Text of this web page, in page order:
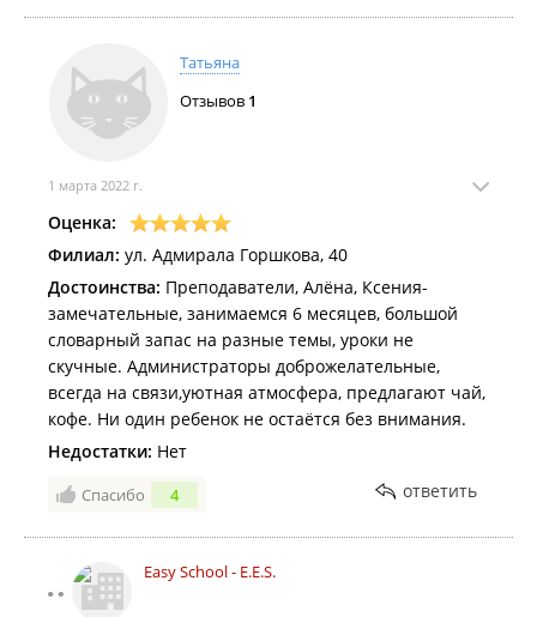
Татьяна
Отзывов 1
1 марта 2022 г.
Оценка:
Филиал: ул. Адмирала Горшкова, 40
Достоинства: Преподаватели, Алёна, Ксения-
замечательные, занимаемся 6 месяцев, большой
словарный запас на разные темы, уроки не
скучные. Администраторы доброжелательные,
всегда на связи,уютная атмосфера, предлагают чай,
кофе. Ни один ребенок не остаётся без внимания.
Недостатки: Нет
Спасибо 4 ответить
Easy School - E.E.S.